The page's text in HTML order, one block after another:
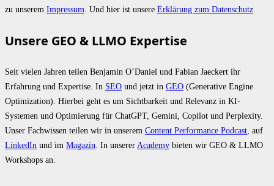
zu unserem Impressum . Und hier ist unsere Erklärung zum Datenschutz
Unsere GEO & LLMO Expertise
Seit vielen Jahren teilen Benjamin O’Daniel und Fabian Jaeckert ihr
Erfahrung und Expertise. In SEO und jetzt in GEO (Generative Engine
Optimization). Hierbei geht es um Sichtbarkeit und Relevanz in KI-
Systemen und Optimierung für ChatGPT, Gemini, Copilot und Perplexity.
Unser Fachwissen teilen wir in unserem Content Performance Podcast, auf
LinkedIn und im Magazin. In unsererAcademy bieten wir GEO & LLMO
Workshops an.